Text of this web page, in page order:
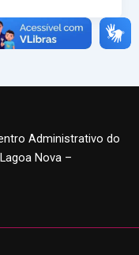
Administrativo do
Nova –